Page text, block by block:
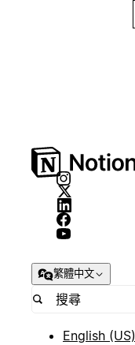
繁體中文
English (US)